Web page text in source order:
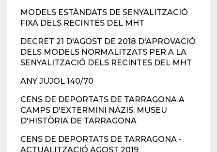
MODELS ESTÀNDATS DE SENYALITZACIÓ
FIXA DELS RECINTES DEL MHT
DECRET 21 D'AGOST DE 2018 D'APROVACIÓ
DELS MODELS NORMALITZATS PER A LA
SENYALITZACIÓ DELS RECINTES DEL MHT
ANY JUJOL 140/70
CENS DE DEPORTATS DE TARRAGONA A
CAMPS D'EXTERMINI NAZIS. MUSEU
D'HISTÒRIA DE TARRAGONA
CENS DE DEPORTATS DE TARRAGONA -
ACTUALITZACIÓ AGOST 2019